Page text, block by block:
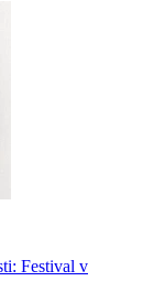
Festival v